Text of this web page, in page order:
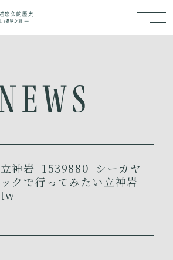
立神岩_1539880_シーカヤ
ックで行ってみたい立神岩
tw